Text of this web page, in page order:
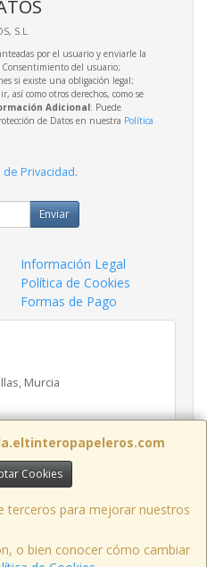
Cookies
terceros para mejorar nuestros
o bien conocer cómo cambiar
S.L.
por el usuario y enviarle la
Consentimiento del usuario;
si existe una obligación legal;
así como otros derechos, como se
Adicional: Puede
de Datos en nuestra Política
de Privacidad.
Enviar
Información Legal
Política de Cookies
Formas de Pago
, Murcia